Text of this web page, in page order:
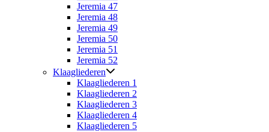
Jeremia 47
Jeremia 48
Jeremia 49
Jeremia 50
Jeremia 51
Jeremia 52
Klaagliederen
Klaagliederen 1
Klaagliederen 2
Klaagliederen 3
Klaagliederen 4
Klaagliederen 5